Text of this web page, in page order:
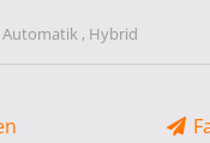
Automatik , Hybrid